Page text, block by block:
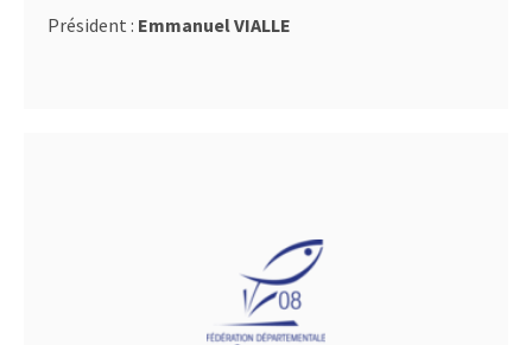
Président : Emmanuel VIALLE